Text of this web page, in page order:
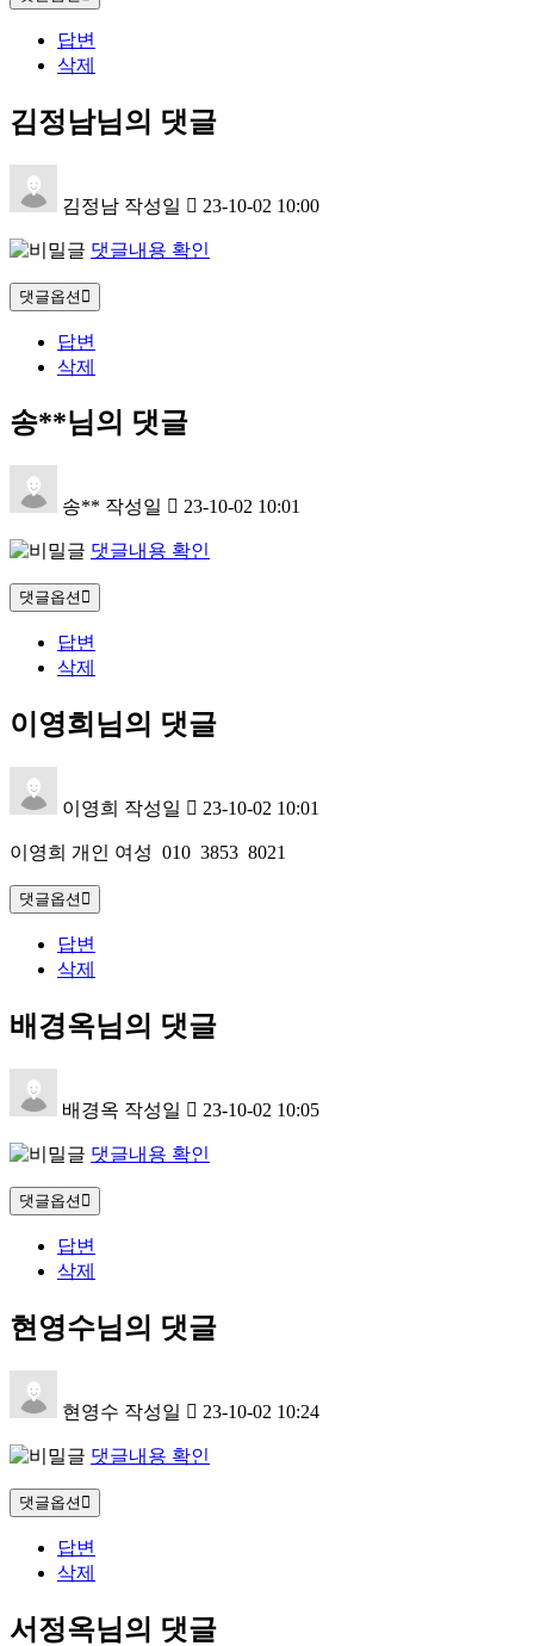
답변
삭제
김정남님의 댓글
김정남 작성일 23-10-02 10:00
댓글내용 확인
댓글옵션
답변
삭제
송**님의 댓글
송** 작성일 23-10-02 10:01
댓글내용 확인
댓글옵션
답변
삭제
이영희님의 댓글
이영희 작성일 23-10-02 10:01
이영희 개인 여성 010 3853 8021
댓글옵션
답변
삭제
배경옥님의 댓글
배경옥 작성일 23-10-02 10:05
댓글내용 확인
댓글옵션
답변
삭제
현영수님의 댓글
현영수 작성일 23-10-02 10:24
댓글내용 확인
댓글옵션
답변
삭제
서정옥님의 댓글